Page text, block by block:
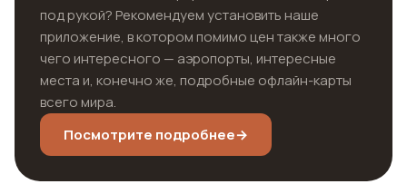
под рукой? Рекомендуем установить наше
приложение, в котором помимо цен также много
чего интересного — аэропорты, интересные
места и, конечно же, подробные офлайн-карты
всего мира.
Посмотрите подробнее→